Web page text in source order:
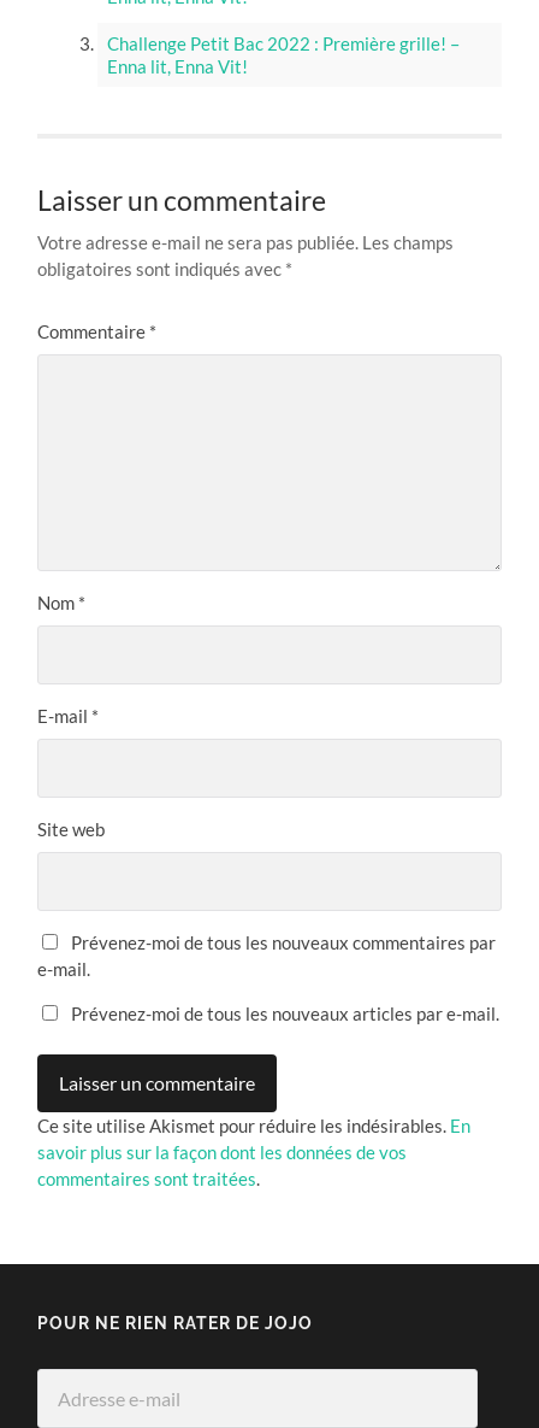
Challenge Petit Bac 2022 : Première grille! –
Enna lit, Enna Vit!
Laisser un commentaire
Votre adresse e-mail ne sera pas publiée. Les champs
obligatoires sont indiqués avec *
Commentaire *
Nom *
E-mail *
Site web
Prévenez-moi de tous les nouveaux commentaires par
e-mail.
Prévenez-moi de tous les nouveaux articles par e-mail.
Ce site utilise Akismet pour réduire les indésirables. En
savoir plus sur la façon dont les données de vos
commentaires sont traitées.
POUR NE RIEN RATER DE JOJO